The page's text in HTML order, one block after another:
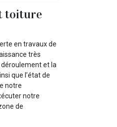
toiture
en travaux de
très
et la
que l’état de
notre
notre
de